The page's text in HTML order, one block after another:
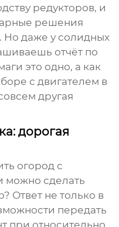
редукторов, и
решения
Но даже у солидных
отчёт по
это одно, а как
с двигателем в
другая
дорогая
огород с
можно сделать
Ответ не только в
передать